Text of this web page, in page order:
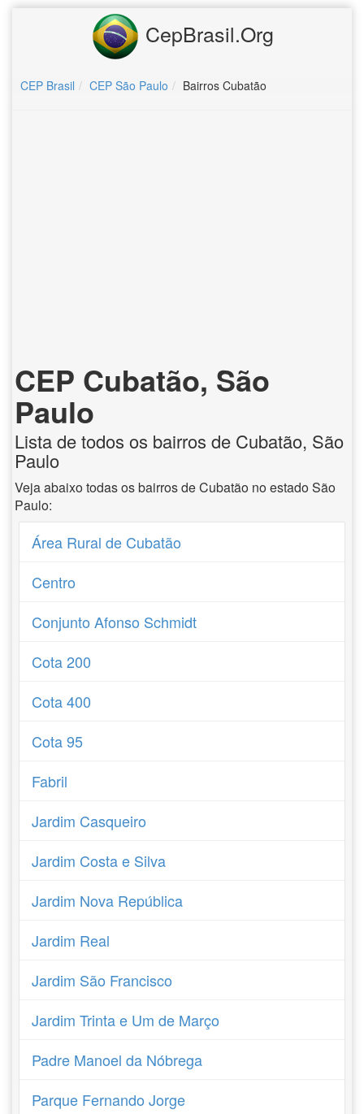
CepBrasil.Org
CEP Brasil CEP São Paulo Bairros Cubatão
CEP Cubatão, São
Paulo
Lista de todos os bairros de Cubatão, São
Paulo
Veja abaixo todas os bairros de Cubatão no estado São
Paulo:
Área Rural de Cubatão
Centro
Conjunto Afonso Schmidt
Cota 200
Cota 400
Cota 95
Fabril
Jardim Casqueiro
Jardim Costa e Silva
Jardim Nova República
Jardim Real
Jardim São Francisco
Jardim Trinta e Um de Março
Padre Manoel da Nóbrega
Parque Fernando Jorge